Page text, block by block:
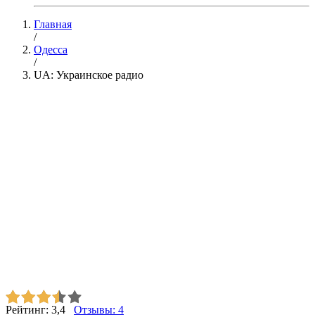
Главная
/
Одесса
/
UA: Украинское радио
Рейтинг: 3,4 Отзывы: 4